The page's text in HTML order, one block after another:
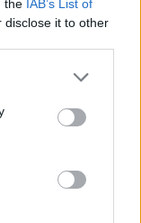
the IAB’s List of
disclose it to other
megfizetése
nem személyesen
megfizetésére is